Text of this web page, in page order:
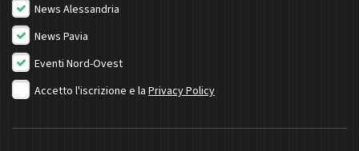
News Alessandria
News Pavia
Eventi Nord-Ovest
Accetto l'iscrizione e la Privacy Policy